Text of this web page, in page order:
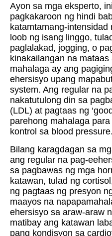
Ayon sa mga eksperto,
pagkakaroon ng hindi
katamtamang-
loob ng isang linggo,
paglalakad, jogging, o
kinakailangan na
mahalaga ay ang
ehersisyo upang
system. Ang regular na
nakatutulong din sa
(LDL) at pagtaas ng
parehong mahalaga
kontrol sa blood pressure.
Bilang karagdagan sa
ang regular na pag-
sa pagbawas ng mga
katawan, tulad ng
ng pagtaas ng presyon
maayos na
ehersisyo sa araw-araw
matibay ang katawan
pang kondisyon sa